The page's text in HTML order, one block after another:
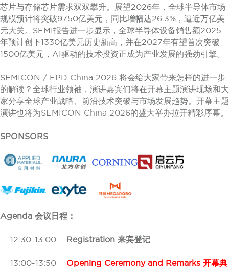
芯片与存储芯片需求双双攀升。展望2026年，全球半导体市场
规模预计将突破9750亿美元，同比增幅达26.3%，逼近万亿美
元大关。SEMI报告进一步显示，全球半导体设备销售额2025
年预计创下1330亿美元历史新高，并在2027年有望首次突破
1500亿美元，AI驱动的技术投资正成为产业发展的强劲引擎。
SEMICON / FPD China 2026 将会给大家带来怎样的进一步
的解读？全球行业领袖，演讲嘉宾们将在开幕主题演讲现场和大
家分享全球产业战略、前沿技术突破与市场发展趋势。开幕主题
演讲也将为SEMICON China 2026的盛大举办拉开精彩序幕。
SPONSORS
Agenda 会议日程：
12:30-13:00 Registration 来宾登记
13:00-13:50
Opening Ceremony and Remarks 开幕典